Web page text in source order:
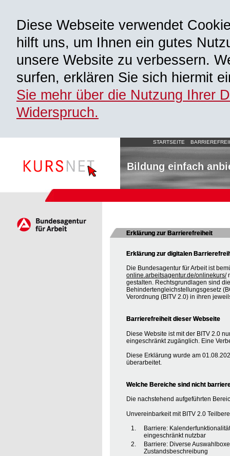
Diese Webseite verwendet
hilft uns, um Ihnen ein gutes
unsere Website zu verbessern.
surfen, erklären Sie sich hiermit
Sie mehr über die Nutzung Ihrer
Widerspruch.
STARTSEITE
Bildung einfach
Erklärung zur Barrierefreiheit
Erklärung zur digitalen
Die Bundesagentur für Arbeit ist
online.arbeitsagentur.de/onlinekurs/
gestalten. Rechtsgrundlagen sind
Behindertengleichstellungsgesetz
Verordnung (BITV 2.0) in ihren
Barrierefreiheit dieser Webseite
Diese Website ist mit der BITV 2.0
eingeschränkt zugänglich. Eine
Diese Erklärung wurde am
überarbeitet.
Welche Bereiche sind nicht
Die nachstehend aufgeführten
Unvereinbarkeit mit BITV 2.0
Barriere:
eingeschränkt nutzbar
Barriere: Diverse
Zustandsbeschreibung